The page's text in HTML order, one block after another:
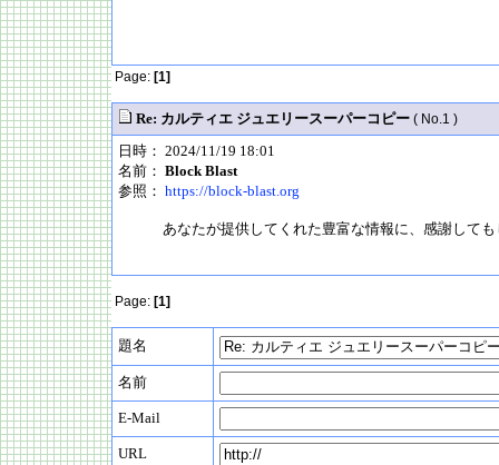
Page: [1]
Re: カルティエ ジュエリースーパーコピー ( No.1 )
日時： 2024/11/19 18:01
名前： Block Blast
参照： https://block-blast.org
あなたが提供してくれた豊富な情報に、感謝して
Page: [1]
題名
名前
E-Mail
URL